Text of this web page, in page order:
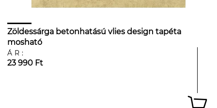
Zöldessárga betonhatású vlies design tapéta
mosható
ÁR:
23 990 Ft